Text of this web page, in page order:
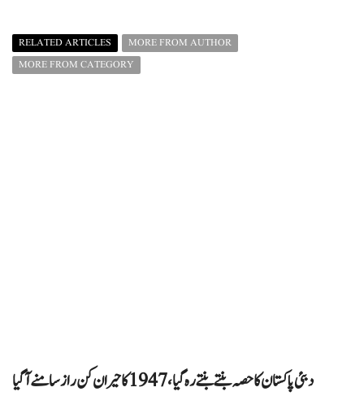
RELATED ARTICLES
MORE FROM AUTHOR
MORE FROM CATEGORY
دبئی پاکستان کا حصہ بنتے بنتے رہ گیا، 1947 کا حیران کن راز سامنے آگیا